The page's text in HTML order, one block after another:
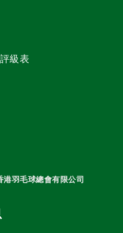
級表
港羽毛球總會有限公司